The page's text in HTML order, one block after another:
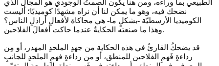
الطبيعي بما وراءه، ومن هنا يكون الصمتُ الوجودي هو المجال الذي
نضحك فيه، وهو ما يمكن لنا أن نراه مشهدًا كوميديًا؛ أليست
الكوميديا الأرسطيّة -بشكلٍ ما- هي محاكاة لأفعالِ أراذلِ الناس؟
وهذا ما صنعته الحكايةُ عندما حاكت أفعالَ الفلاحين.
قد يضحكُ القارئُ في هذه الحكاية من جهدِ الملحدِ المهدر، أو مِن
رداءةِ فَهمِ الفلاحين للمنطق، أو من رداءةِ فهمِ الملحدِ للجانبِ